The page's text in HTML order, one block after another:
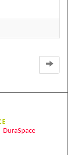
DuraSpace